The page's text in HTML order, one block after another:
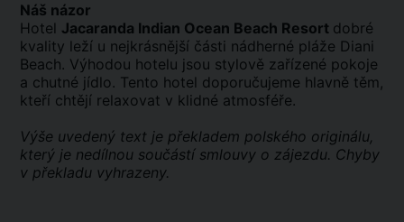
Náš názor
Hotel ​ Jacaranda Indian Ocean Beach Resort dobré
kvality leží u nejkrásnější části nádherné pláže Diani
Beach. Výhodou hotelu jsou stylově zařízené pokoje
a chutné jídlo. Tento hotel doporučujeme hlavně těm,
kteří chtějí relaxovat v klidné atmosféře.
Výše uvedený text je překladem polského originálu,
který je nedílnou součástí smlouvy o zájezdu. Chyby
v překladu vyhrazeny.